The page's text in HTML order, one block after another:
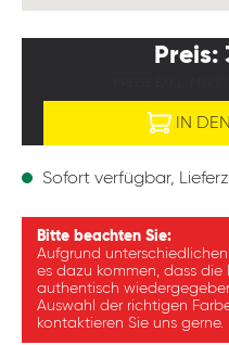
Preis:
IN
Sofort verfügbar,
Bitte beachten Sie:
Aufgrund
es dazu kommen, dass
authentisch
Auswahl der richtigen
kontaktieren Sie uns gerne.